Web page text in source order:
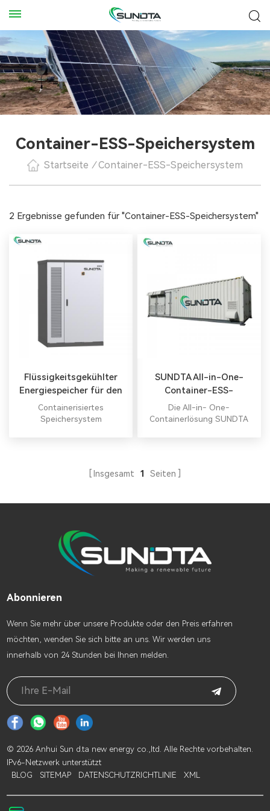
Container-ESS-Speichersystem
Startseite / Container-ESS-Speichersystem
2 Ergebnisse gefunden für "Container-ESS-Speichersystem"
Flüssigkeitsgekühlter
Energiespeicher für den
Außenbereich
Konvergenter Schrank
Containerisiertes
Speichersystem
SUNDTA All-in-One-
Container-ESS-
Speichersystem
Die All-in- One-
Containerlösung SUNDTA
Insgesamt
1 Seiten
Abonnieren
Wenn Sie mehr über unsere Produkte oder den Preis erfahren
möchten, wenden Sie sich bitte an uns. Wir werden uns
innerhalb von 24 Stunden bei Ihnen melden.
© 2026 Anhui Sun d.ta new energy co.,ltd. Alle Rechte vorbehalten.
IPv6-Netzwerk unterstützt
BLOG
SITEMAP DATENSCHUTZRICHTLINIE XML